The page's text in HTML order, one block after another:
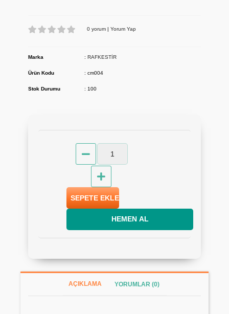
0 yorum Yorum Yap
Marka : RAFKESTİR
Ürün Kodu : cm004
Stok Durumu : 100
SEPETE EKLE
HEMEN AL
AÇIKLAMA YORUMLAR (0)